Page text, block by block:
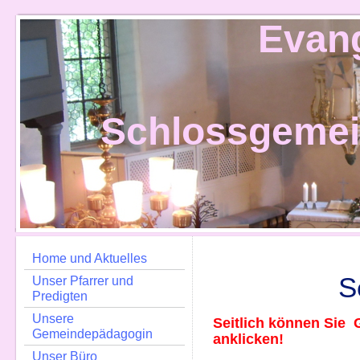
Home und Aktuelles
Unser Pfarrer und
Predigten
Unsere
Gemeindepädagogin
Unser Büro
Seitlich können Sie
anklicken!